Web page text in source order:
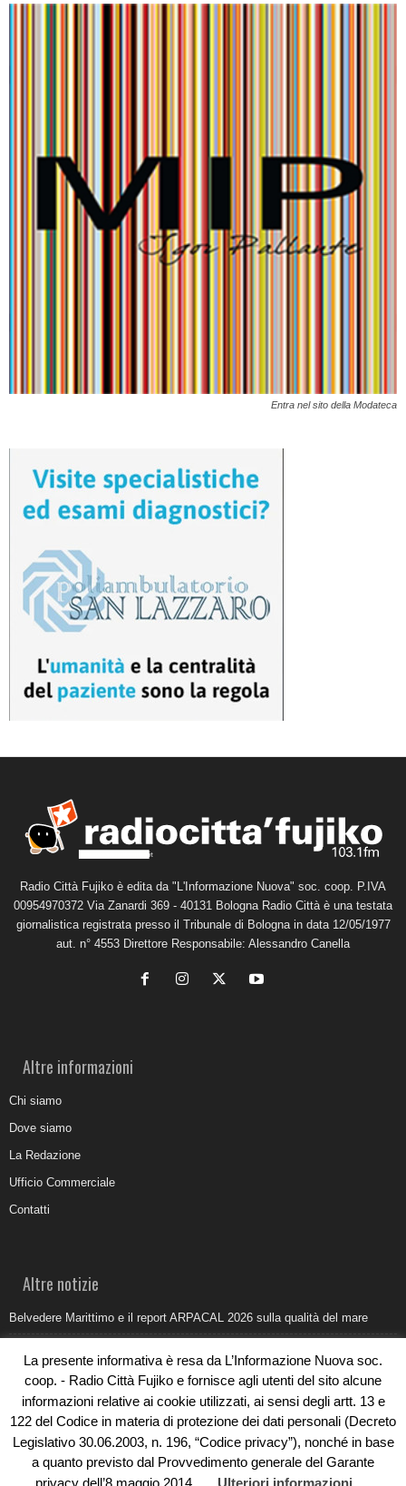
Entra nel sito della Modateca
Radio Città Fujiko è edita da "L'Informazione Nuova" soc. coop. P.IVA
00954970372 Via Zanardi 369 - 40131 Bologna Radio Città è una testata
giornalistica registrata presso il Tribunale di Bologna in data 12/05/1977
aut. n° 4553 Direttore Responsabile: Alessandro Canella
Altre informazioni
Chi siamo
Dove siamo
La Redazione
Ufficio Commerciale
Contatti
Altre notizie
Belvedere Marittimo e il report ARPACAL 2026 sulla qualità del mare
Umidità di risalita in casa, come riconoscere i segnali veri
Torna il Sun Donato Festival 2026
Come il busking moderno ridisegna il paesaggio sonoro urbano
La presente informativa è resa da L’Informazione Nuova soc.
coop. - Radio Città Fujiko e fornisce agli utenti del sito alcune
informazioni relative ai cookie utilizzati, ai sensi degli artt. 13 e
122 del Codice in materia di protezione dei dati personali (Decreto
Legislativo 30.06.2003, n. 196, “Codice privacy”), nonché in base
a quanto previsto dal Provvedimento generale del Garante
privacy dell’8 maggio 2014.
Ulteriori informazioni